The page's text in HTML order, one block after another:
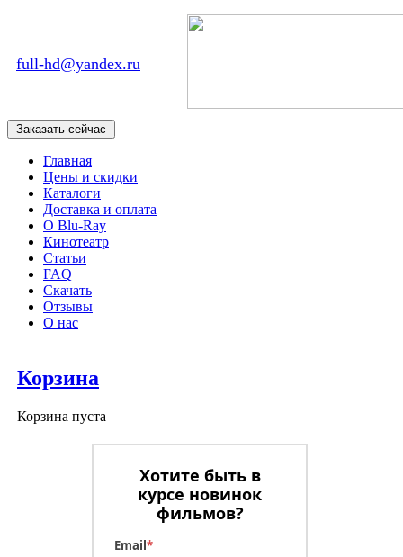
full-hd@yandex.ru
Главная
Цены и скидки
Каталоги
Доставка и оплата
О Blu-Ray
Кинотеатр
Статьи
FAQ
Скачать
Отзывы
О нас
Корзина
Корзина пуста
Хотите быть в
курсе новинок
фильмов?
Email*